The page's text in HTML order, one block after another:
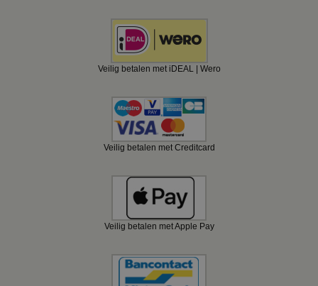
Veilig betalen met iDEAL | Wero
Veilig betalen met Creditcard
Veilig betalen met Apple Pay